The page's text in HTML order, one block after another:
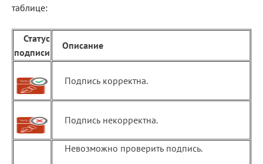
таблице:
Статус
подписи
Описание
Подпись корректна.
Подпись некорректна.
Невозможно проверить подпись.